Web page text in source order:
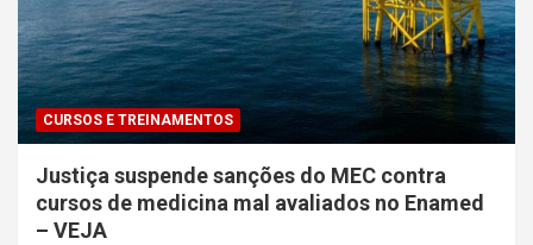
CURSOS E TREINAMENTOS
Justiça suspende sanções do MEC contra
cursos de medicina mal avaliados no Enamed
– VEJA